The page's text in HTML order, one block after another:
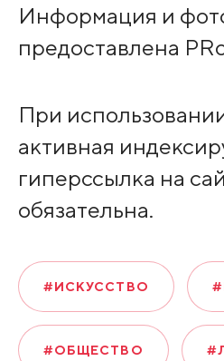
Информация и
предоставлена
При
активная
гиперссылка на
обязательна.
#ИСКУССТВО
#ОБЩЕСТВО